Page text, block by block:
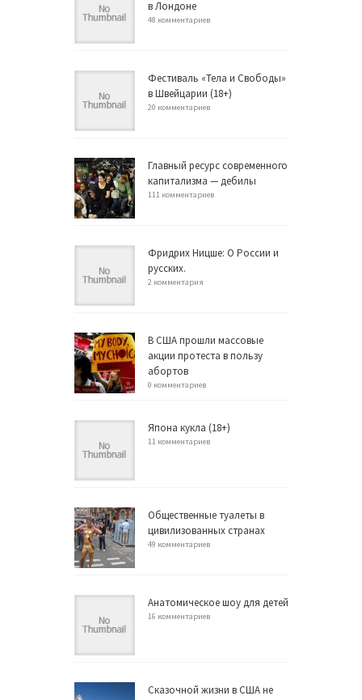
в Лондоне
48 комментариев
Фестиваль «Тела и Свободы»
в Швейцарии (18+)
20 комментариев
Главный ресурс современного
капитализма — дебилы
111 комментариев
Фридрих Ницше: О России и
русских.
2 комментария
В США прошли массовые
акции протеста в пользу
абортов
0 комментариев
Япона кукла (18+)
11 комментариев
Общественные туалеты в
цивилизованных странах
49 комментариев
Анатомическое шоу для детей
16 комментариев
Сказочной жизни в США не